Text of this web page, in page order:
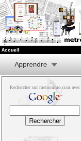
Accueil
Apprendre
Rechercher sur metronimo.com avec